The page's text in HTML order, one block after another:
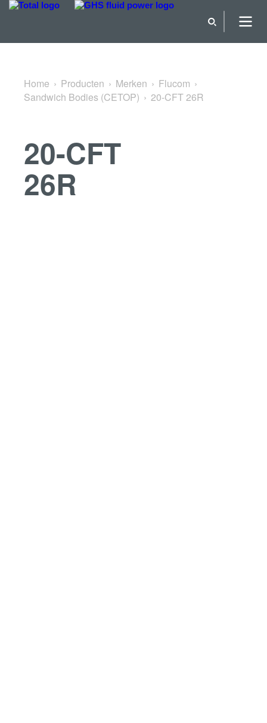
Terug naar Sandwich Bodies (CETOP)
Home Producten Merken
Flucom
Sandwich Bodies (CETOP)
20-CFT 26R
20-CFT
26R